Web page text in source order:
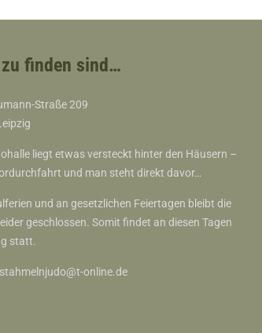
finden sind…
Straße 209
liegt etwas versteckt hinter den Häusern –
und man steht direkt davor…
und an gesetzlichen Feiertagen bleibt die
geschlossen. Somit findet an diesen Tagen
statt.
online.de